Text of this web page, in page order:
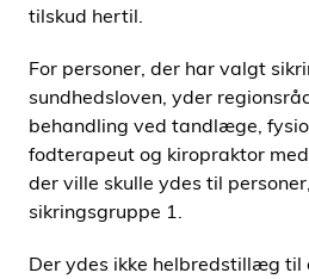
tilskud hertil.
For personer, der har valgt
sundhedsloven, yder
behandling ved tandlæge,
fodterapeut og kiropraktor
der ville skulle ydes til
sikringsgruppe 1.
Der ydes ikke helbredstillæg